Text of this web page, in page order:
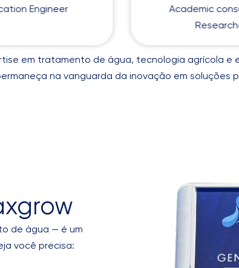
Engineer
Academic
em tratamento de água, tecnologia agrícola e
na vanguarda da inovação em soluções
de água — é um
você precisa: